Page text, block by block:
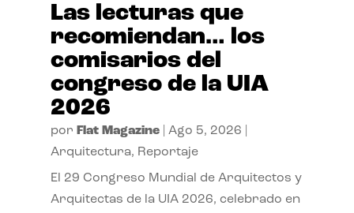
Las lecturas que
recomiendan… los
comisarios del
congreso de la UIA
2026
por Flat Magazine| Ago 5, 2026
Arquitectura, Reportaje
El 29 Congreso Mundial de Arquitectos y
Arquitectas de la UIA 2026, celebrado en